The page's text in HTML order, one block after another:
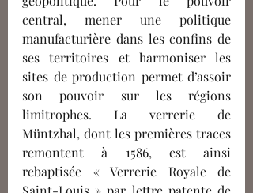
central, mener une politique
manufacturière dans les confins de
ses territoires et harmoniser les
sites de production permet d’assoir
son pouvoir sur les régions
limitrophes. La verrerie de
Müntzhal, dont les premières traces
remontent à 1586, est ainsi
rebaptisée « Verrerie Royale de